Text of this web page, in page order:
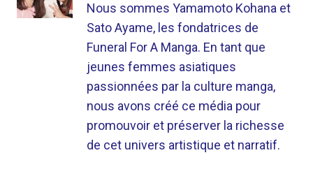
Nous sommes Yamamoto Kohana et
Sato Ayame, les fondatrices de
Funeral For A Manga. En tant que
jeunes femmes asiatiques
passionnées par la culture manga,
nous avons créé ce média pour
promouvoir et préserver la richesse
de cet univers artistique et narratif.